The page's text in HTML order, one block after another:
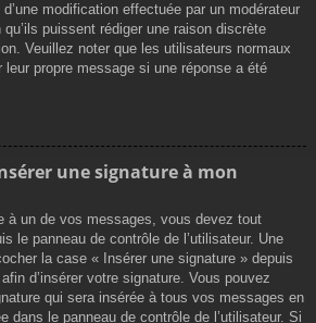
d’une modification effectuée par un modérateur
puissent rédiger une raison discrète
Veuillez noter que les utilisateurs normaux
leur propre message si une réponse a été
une signature à mon
à un de vos messages, vous devez tout
le panneau de contrôle de l’utilisateur. Une
la case « Insérer une signature » depuis
d’insérer votre signature. Vous pouvez
qui sera insérée à tous vos messages en
dans le panneau de contrôle de l’utilisateur. Si